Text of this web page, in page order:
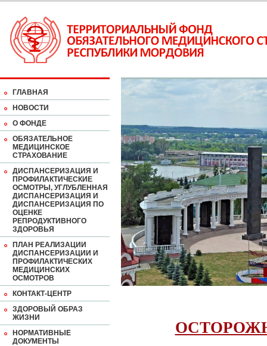
ГЛАВНАЯ
НОВОСТИ
О ФОНДЕ
ОБЯЗАТЕЛЬНОЕ
МЕДИЦИНСКОЕ
СТРАХОВАНИЕ
ДИСПАНСЕРИЗАЦИЯ И
ПРОФИЛАКТИЧЕСКИЕ
ОСМОТРЫ, УГЛУБЛЕННАЯ
ДИСПАНСЕРИЗАЦИЯ И
ДИСПАНСЕРИЗАЦИЯ ПО
ОЦЕНКЕ
РЕПРОДУКТИВНОГО
ЗДОРОВЬЯ
ПЛАН РЕАЛИЗАЦИИ
ДИСПАНСЕРИЗАЦИИ И
ПРОФИЛАКТИЧЕСКИХ
МЕДИЦИНСКИХ
ОСМОТРОВ
КОНТАКТ-ЦЕНТР
ЗДОРОВЫЙ ОБРАЗ
ЖИЗНИ
НОРМАТИВНЫЕ
ДОКУМЕНТЫ